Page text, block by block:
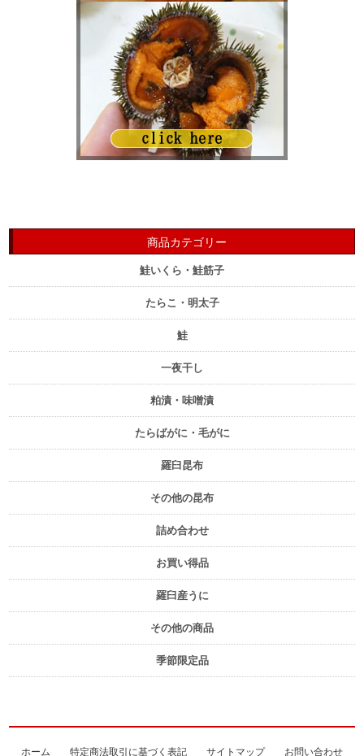
商品カテゴリー
鮭いくら・鮭筋子
たらこ・明太子
鮭
一夜干し
粕漬・味噌漬
たらばがに・毛がに
羅臼昆布
その他の昆布
詰め合わせ
お買い得品
羅臼産うに
その他の商品
季節限定品
ホーム 特定商法取引に基づく表記 サイトマップ お問い合わせ